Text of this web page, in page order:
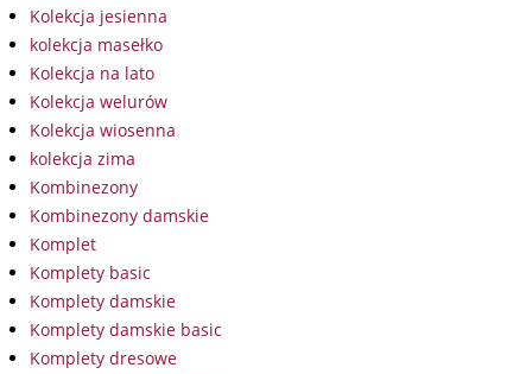
Kolekcja jesienna
kolekcja masełko
Kolekcja na lato
Kolekcja welurów
Kolekcja wiosenna
kolekcja zima
Kombinezony
Kombinezony damskie
Komplet
Komplety basic
Komplety damskie
Komplety damskie basic
Komplety dresowe